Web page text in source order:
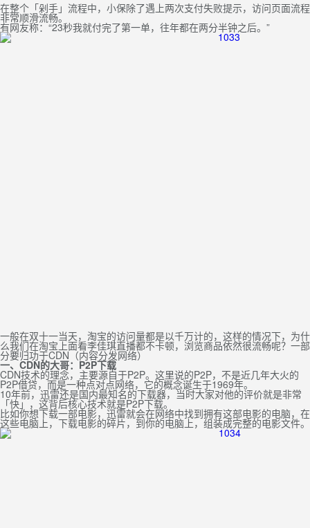
在整个「剁手」流程中，小保除了遇上两次支付失败提示，访问页面流程
非常顺滑流畅。
有网友称：“23秒我就付完了第一单，往年都在两分半钟之后。”
一般在双十一当天，淘宝的访问量都是以千万计的，这样的情况下，为什
么我们在淘宝上面看李佳琪直播都不卡顿，浏览商品依然很流畅呢？一部
分要归功于CDN（内容分发网络）
一、CDN的大哥：P2P下载
CDN技术的理念，主要源自于P2P。这里说的P2P，不是近几年大火的
P2P借贷，而是一种点对点网络，它的概念诞生于1969年。
10年前，迅雷还是国内最知名的下载器，当时大家对他的评价就是非常
「快」，这背后核心技术就是P2P下载。
比如你想下载一部电影，迅雷就会在网络中找到拥有这部电影的电脑，在
这些电脑上，下载电影的碎片，到你的电脑上，组装成完整的电影文件。